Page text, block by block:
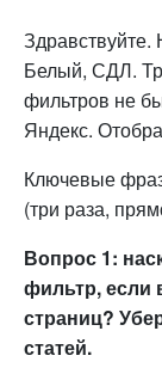
Белый, СДЛ.
фильтров не
Яндекс.
Ключевые
(три раза,
Вопрос 1:
фильтр, если
страниц?
статей.